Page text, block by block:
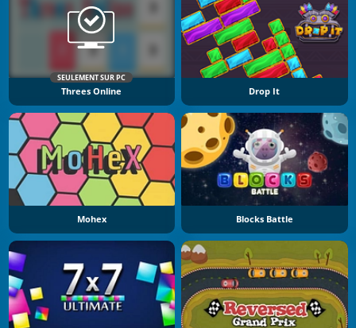
SEULEMENT SUR PC
Threes Online Drop It
Mohex Blocks Battle